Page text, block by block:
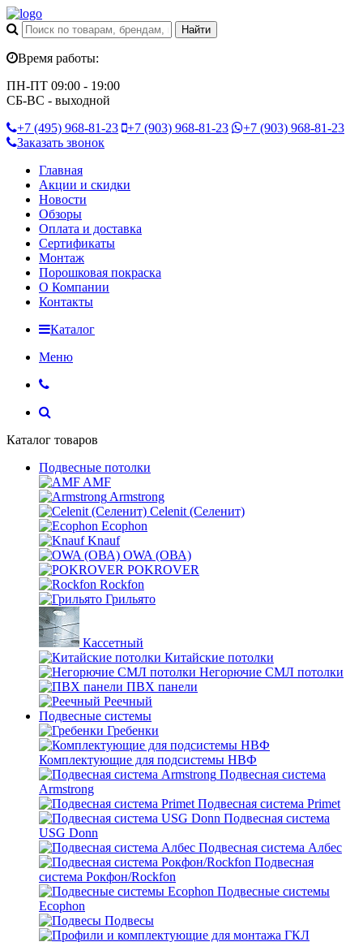
Время работы:
ПН-ПТ 09:00 - 19:00
СБ-ВС - выходной
+7 (495) 968-81-23 +7 (903) 968-81-23 +7 (903) 968-81-23
Заказать звонок
Главная
Акции и скидки
Новости
Обзоры
Оплата и доставка
Сертификаты
Монтаж
Порошковая покраска
О Компании
Контакты
Каталог
Меню
Каталог товаров
Подвесные потолки
AMF
Armstrong
Celenit (Селенит)
Ecophon
Knauf
OWA (ОВА)
POKROVER
Rockfon
Грильято
Кассетный
Китайские потолки
Негорючие СМЛ потолки
ПВХ панели
Реечный
Подвесные системы
Гребенки
Комплектующие для подсистемы НВФ
Подвесная система
Armstrong
Подвесная система Primet
Подвесная система
USG Donn
Подвесная система Албес
Подвесная
система Рокфон/Rockfon
Подвесные системы
Ecophon
Подвесы